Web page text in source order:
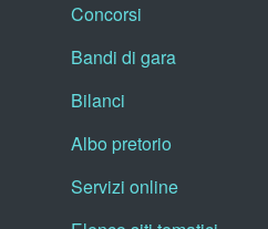
Concorsi
Bandi di gara
Bilanci
Albo pretorio
Servizi online